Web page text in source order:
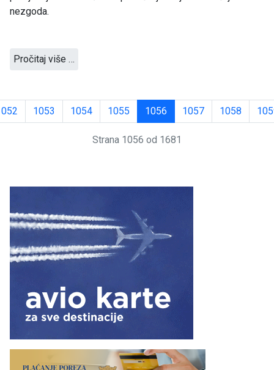
nezgoda.
Pročitaj više …
1053 1054 1055 1056 1057 1058
Strana 1056 od 1681